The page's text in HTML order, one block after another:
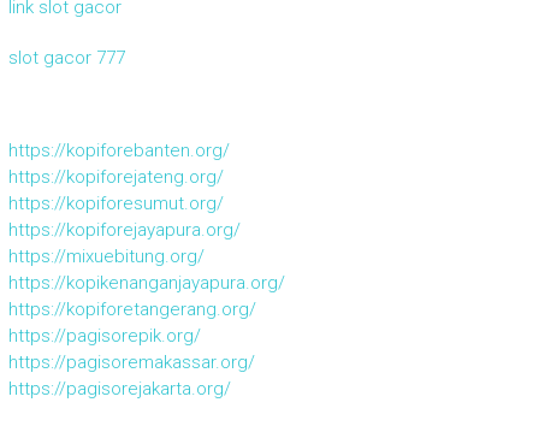
link slot gacor
slot gacor 777
https://kopiforebanten.org/
https://kopiforejateng.org/
https://kopiforesumut.org/
https://kopiforejayapura.org/
https://mixuebitung.org/
https://kopikenanganjayapura.org/
https://kopiforetangerang.org/
https://pagisorepik.org/
https://pagisoremakassar.org/
https://pagisorejakarta.org/